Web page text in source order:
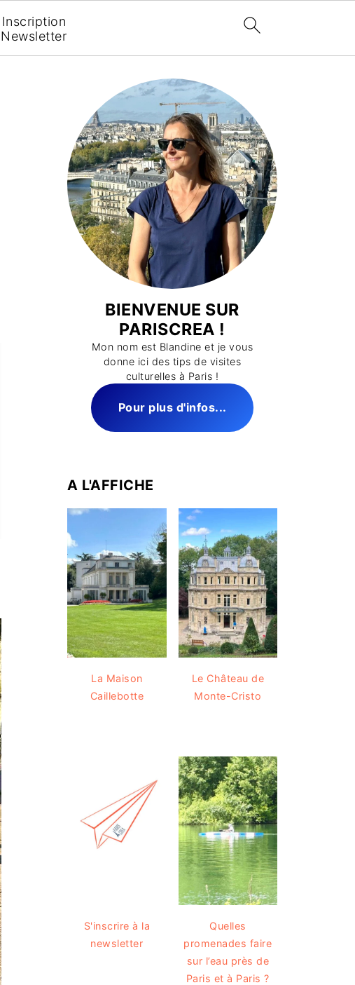
Inscription
Newsletter
BIENVENUE SUR
PARISCREA !
Mon nom est Blandine et je vous
donne ici des tips de visites
culturelles à Paris !
Pour plus d'infos...
A L'AFFICHE
La Maison
Caillebotte
Le Château de
Monte-Cristo
S'inscrire à la
newsletter
Quelles
promenades faire
sur l’eau près de
Paris et à Paris ?